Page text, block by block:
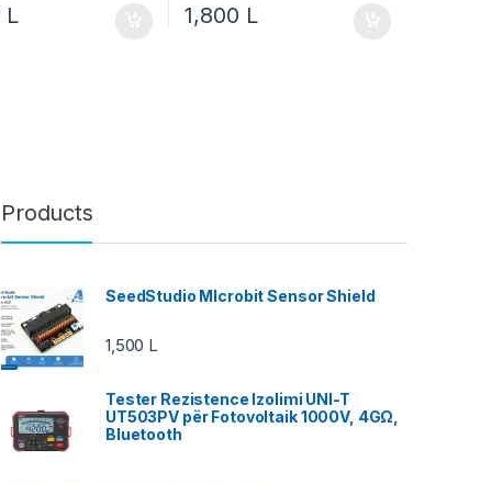
L 1,800 L
Products
SeedStudio MIcrobit Sensor Shield
1,500 L
Tester Rezistence Izolimi UNI-T
UT503PV për Fotovoltaik 1000V, 4GΩ,
Bluetooth